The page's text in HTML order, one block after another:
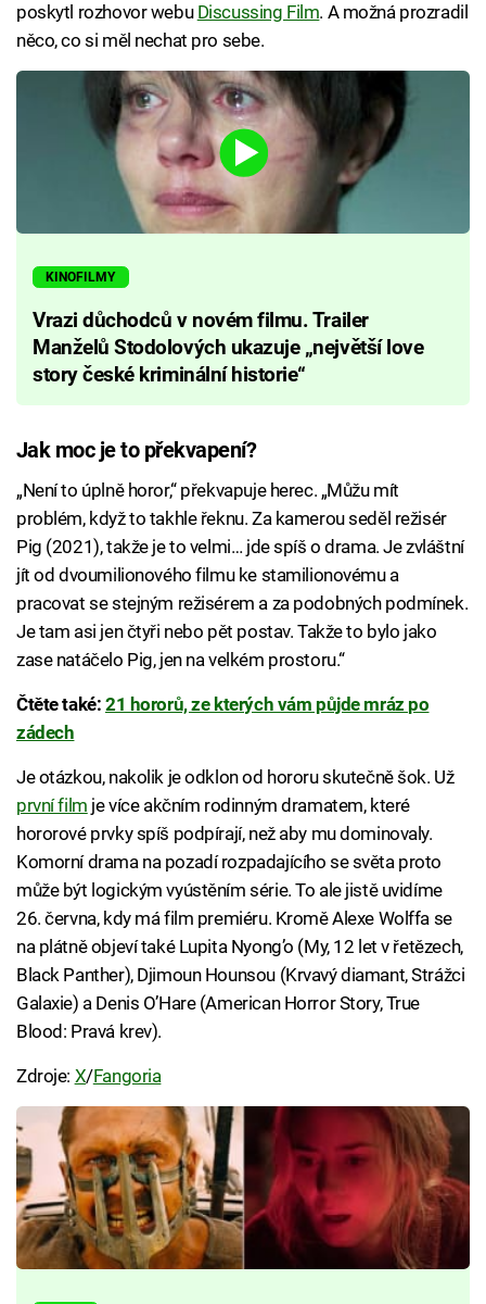
poskytl rozhovor webu Discussing Film. A možná prozradil
něco, co si měl nechat pro sebe.
KINOFILMY
Vrazi důchodců v novém filmu. Trailer
Manželů Stodolových ukazuje „největší love
story české kriminální historie“
Jak moc je to překvapení?
„Není to úplně horor,“ překvapuje herec. „Můžu mít
problém, když to takhle řeknu. Za kamerou seděl režisér
Pig (2021), takže je to velmi… jde spíš o drama. Je zvláštní
jít od dvoumilionového filmu ke stamilionovému a
pracovat se stejným režisérem a za podobných podmínek.
Je tam asi jen čtyři nebo pět postav. Takže to bylo jako
zase natáčelo Pig, jen na velkém prostoru.“
Čtěte také: 21 hororů, ze kterých vám půjde mráz po
zádech
Je otázkou, nakolik je odklon od hororu skutečně šok. Už
první film je více akčním rodinným dramatem, které
hororové prvky spíš podpírají, než aby mu dominovaly.
Komorní drama na pozadí rozpadajícího se světa proto
může být logickým vyústěním série. To ale jistě uvidíme
26. června, kdy má film premiéru. Kromě Alexe Wolffa se
na plátně objeví také Lupita Nyong’o (My, 12 let v řetězech,
Black Panther), Djimoun Hounsou (Krvavý diamant, Strážci
Galaxie) a Denis O’Hare (American Horror Story, True
Blood: Pravá krev).
Zdroje: X/Fangoria